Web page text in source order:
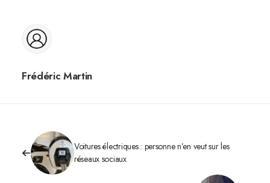
Frédéric Martin
Voitures électriques : personne n’en veut sur les
réseaux sociaux